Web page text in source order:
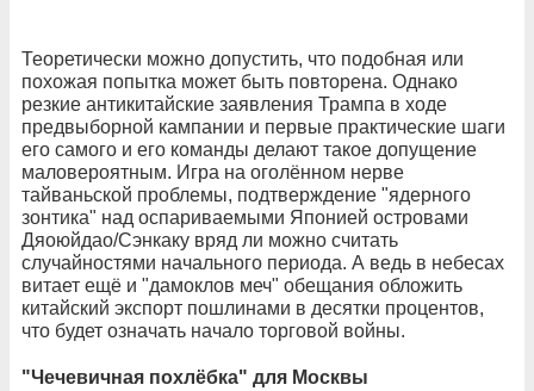
Теоретически можно допустить, что подобная или
похожая попытка может быть повторена. Однако
резкие антикитайские заявления Трампа в ходе
предвыборной кампании и первые практические шаги
его самого и его команды делают такое допущение
маловероятным. Игра на оголённом нерве
тайваньской проблемы, подтверждение "ядерного
зонтика" над оспариваемыми Японией островами
Дяоюйдао/Сэнкаку вряд ли можно считать
случайностями начального периода. А ведь в небесах
витает ещё и "дамоклов меч" обещания обложить
китайский экспорт пошлинами в десятки процентов,
что будет означать начало торговой войны.
"Чечевичная похлёбка" для Москвы